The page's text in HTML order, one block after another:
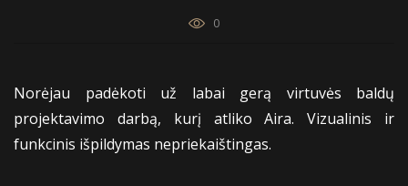
0
Norėjau padėkoti už labai gerą virtuvės baldų
projektavimo darbą, kurį atliko Aira. Vizualinis ir
funkcinis išpildymas nepriekaištingas.